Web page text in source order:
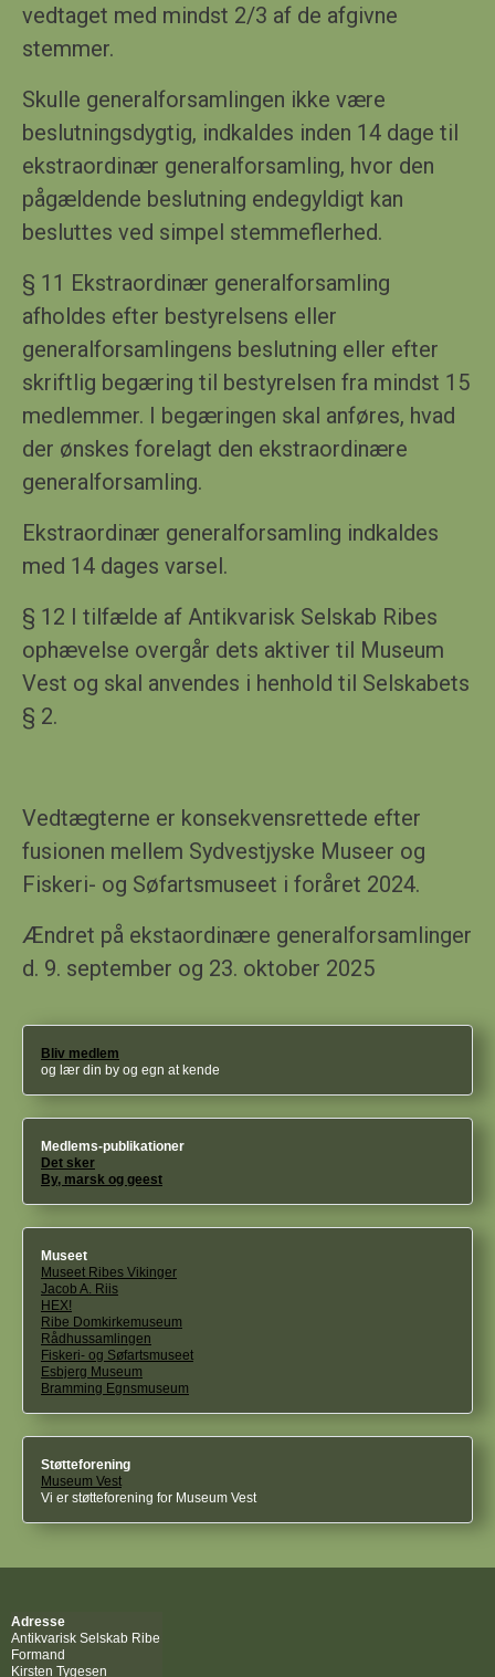
vedtaget med mindst 2/3 af de afgivne
stemmer.
Skulle generalforsamlingen ikke være
beslutningsdygtig, indkaldes inden 14 dage til
ekstraordinær generalforsamling, hvor den
pågældende beslutning endegyldigt kan
besluttes ved simpel stemmeflerhed.
§ 1 1 Ekstraordinær generalforsamling
afholdes efter bestyrelsens eller
generalforsamlingens beslutning eller efter
skriftlig begæring til bestyrelsen fra mindst 15
medlemmer. I begæringen skal anføres, hvad
der ønskes forelagt den ekstraordinære
generalforsamling.
Ekstraordinær generalforsamling indkaldes
med 14 dages varsel.
§ 1 2 I tilfælde af Antikvarisk Selskab Ribes
ophævelse overgår dets aktiver til Museum
Vest og skal anvendes i henhold til Selskabets
§ 2.
Vedtægterne er konsekvensrettede efter
fusionen mellem Sydvestjyske Museer og
Fiskeri- og Søfartsmuseet i foråret 2024.
Ændret på ekstaordinære generalforsamlinger
d. 9. september og 23. oktober 2025
Bliv medlem
og lær din by og egn at kende
Medlems-publikationer
Det sker
By, marsk og geest
Museet
Museet Ribes Vikinger
Jacob A. Riis
HEX!
Ribe Domkirkemuseum
Rådhussamlingen
Fiskeri- og Søfartsmuseet
Esbjerg Museum
Bramming Egnsmuseum
Støtteforening
Museum Vest
Vi er støtteforening for Museum Vest
Adresse
Antikvarisk Selskab Ribe
Formand
Kirsten Tygesen